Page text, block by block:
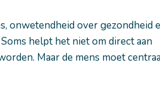
onwetendheid over gezondheid
helpt het niet om direct aan
Maar de mens moet